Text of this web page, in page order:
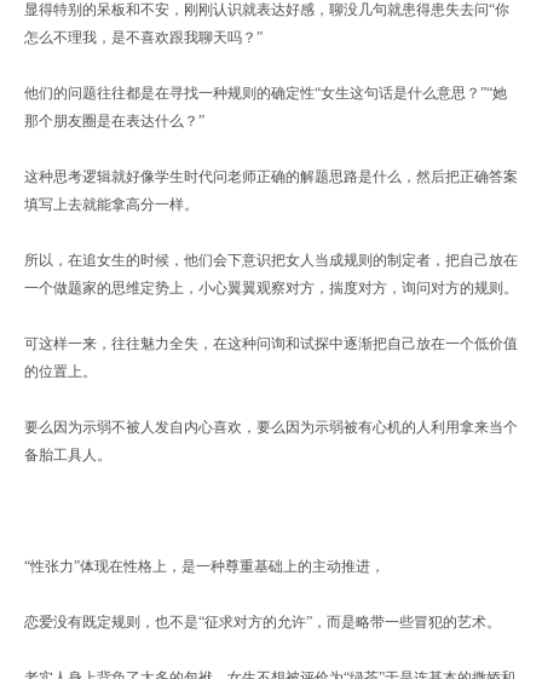
显得特别的呆板和不安，刚刚认识就表达好感，聊没几句就患得患失去问“你
怎么不理我，是不喜欢跟我聊天吗？”
他们的问题往往都是在寻找一种规则的确定性“女生这句话是什么意思？”“她
那个朋友圈是在表达什么？”
这种思考逻辑就好像学生时代问老师正确的解题思路是什么，然后把正确答案
填写上去就能拿高分一样。
所以，在追女生的时候，他们会下意识把女人当成规则的制定者，把自己放在
一个做题家的思维定势上，小心翼翼观察对方，揣度对方，询问对方的规则。
可这样一来，往往魅力全失，在这种问询和试探中逐渐把自己放在一个低价值
的位置上。
要么因为示弱不被人发自内心喜欢，要么因为示弱被有心机的人利用拿来当个
备胎工具人。
“性张力”体现在性格上，是一种尊重基础上的主动推进，
恋爱没有既定规则，也不是“征求对方的允许”，而是略带一些冒犯的艺术。